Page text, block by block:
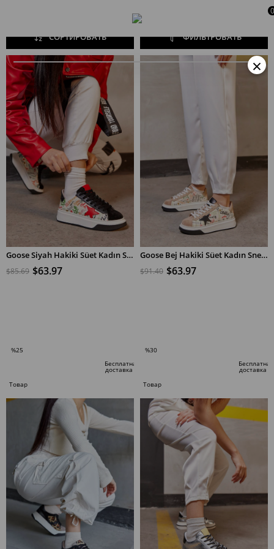
0
ФИЛЬТРОВАТЬ
СОРТИРОВАТЬ
Goose Siyah Hakiki Süet Kadın Sneaker
$63.97
$85.69
%25
Бесплатная
доставка
Товар
по
специальному
предложению
Goose Bej Hakiki Süet Kadın Sneaker
$63.97
$91.40
%30
Бесплатная
доставка
Товар
по
специальному
предложению
×